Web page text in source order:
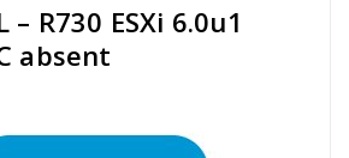
– R730 ESXi 6.0u1
absent